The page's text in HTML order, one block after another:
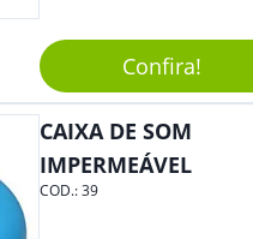
Estojo Emborrachado.
Não É?!
Confira!
CAIXA DE SOM
IMPERMEÁVEL
COD.:39